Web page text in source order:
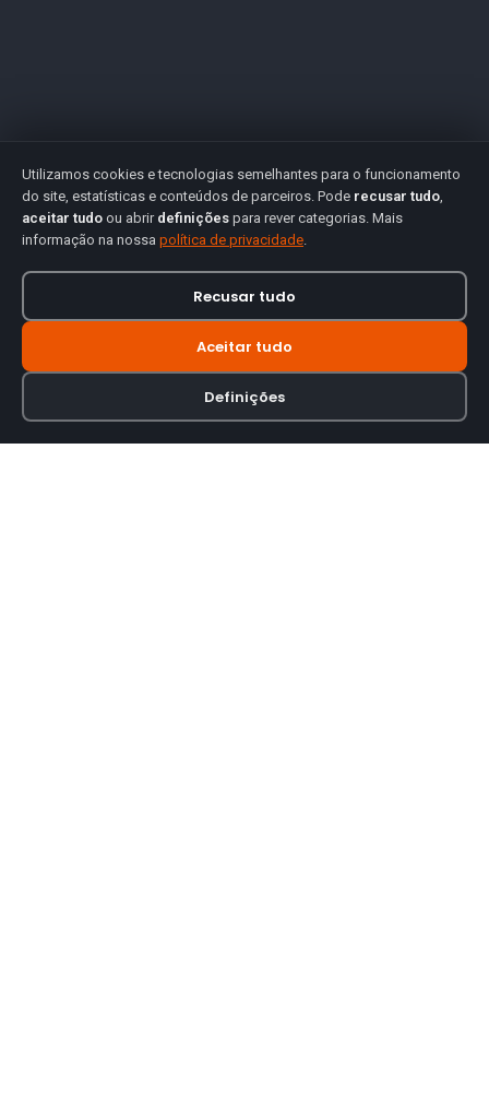
Utilizamos cookies e tecnologias semelhantes para o funcionamento
do site, estatísticas e conteúdos de parceiros. Pode recusar tudo,
aceitar tudo ou abrir definições para rever categorias. Mais
informação na nossa política de privacidade.
Recusar tudo
Aceitar tudo
Definições